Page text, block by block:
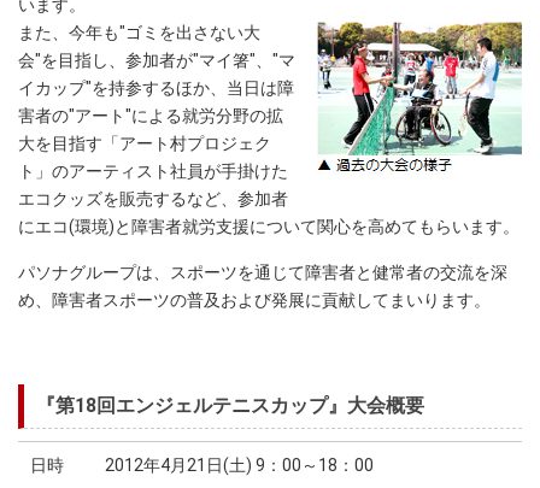
います。
また、今年も"ゴミを出さない大
会"を目指し、参加者が"マイ箸"、"マ
イカップ"を持参するほか、当日は障
害者の"アート"による就労分野の拡
大を目指す「アート村プロジェク
ト」のアーティスト社員が手掛けた
エコクッズを販売するなど、参加者
にエコ(環境)と障害者就労支援について関心を高めてもらいます。
パソナグループは、スポーツを通じて障害者と健常者の交流を深
め、障害者スポーツの普及および発展に貢献してまいります。
『第18回エンジェルテニスカップ』大会概要
日時 2012年4月21日(土) 9：00～18：00